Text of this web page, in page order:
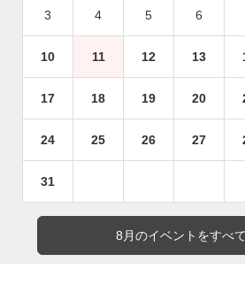
3 4 5 6
10 11 12 13
17 18 19 20
24 25 26 27
31
8月のイベントをすべ